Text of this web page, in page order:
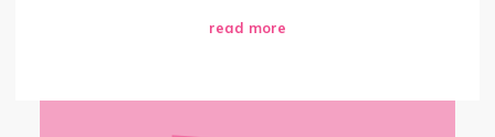
read more
Sexshop